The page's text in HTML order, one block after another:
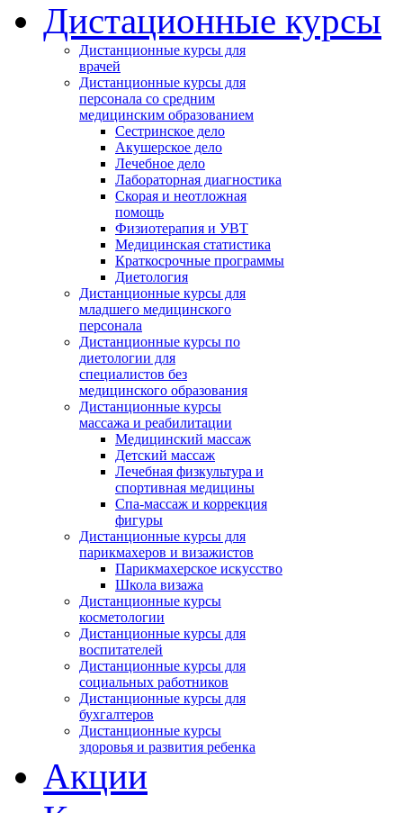
Дистационные курсы
Дистанционные курсы для
врачей
Дистанционные курсы для
персонала со средним
медицинским образованием
Сестринское дело
Акушерское дело
Лечебное дело
Лабораторная диагностика
Cкорая и неотложная
помощь
Физиотерапия и УВТ
Медицинская статистика
Краткосрочные программы
Диетология
Дистанционные курсы для
младшего медицинского
персонала
Дистанционные курсы по
диетологии для
специалистов без
медицинского образования
Дистанционные курсы
массажа и реабилитации
Медицинский массаж
Детский массаж
Лечебная физкультура и
спортивная медицины
Спа-массаж и коррекция
фигуры
Дистанционные курсы для
парикмахеров и визажистов
Парикмахерское искусство
Школа визажа
Дистанционные курсы
косметологии
Дистанционные курсы для
воспитателей
Дистанционные курсы для
социальных работников
Дистанционные курсы для
бухгалтеров
Дистанционные курсы
здоровья и развития ребенка
Акции